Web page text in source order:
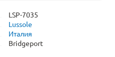
LSP-7035
Lussole
Италия
Bridgeport